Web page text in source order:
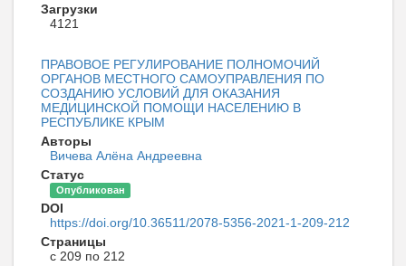
Загрузки
4121
ПРАВОВОЕ РЕГУЛИРОВАНИЕ ПОЛНОМОЧИЙ
ОРГАНОВ МЕСТНОГО САМОУПРАВЛЕНИЯ ПО
СОЗДАНИЮ УСЛОВИЙ ДЛЯ ОКАЗАНИЯ
МЕДИЦИНСКОЙ ПОМОЩИ НАСЕЛЕНИЮ В
РЕСПУБЛИКЕ КРЫМ
Авторы
Вичева Алёна Андреевна
Статус
Опубликован
DOI
https://doi.org/10.36511/2078-5356-2021-1-209-212
Страницы
с 209 по 212